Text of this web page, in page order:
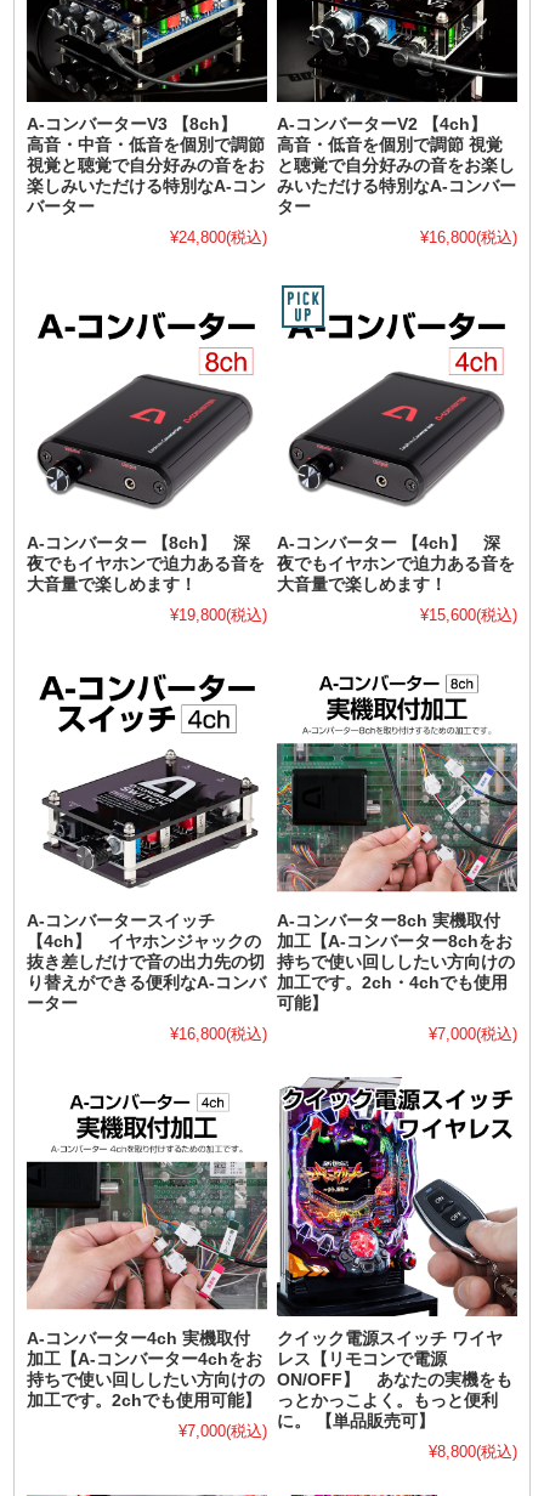
A-コンバーターV3 【8ch】
高音・中音・低音を個別で調節
視覚と聴覚で自分好みの音をお
楽しみいただける特別なA-コン
バーター
¥24,800(税込)
A-コンバーターV2 【4ch】
高音・低音を個別で調節 視覚
と聴覚で自分好みの音をお楽し
みいただける特別なA-コンバー
ター
¥16,800(税込)
A-コンバーター 【8ch】 深
夜でもイヤホンで迫力ある音を
大音量で楽しめます！
¥19,800(税込)
A-コンバーター 【4ch】 深
夜でもイヤホンで迫力ある音を
大音量で楽しめます！
¥15,600(税込)
A-コンバータースイッチ
【4ch】 イヤホンジャックの
抜き差しだけで音の出力先の切
り替えができる便利なA-コンバ
ーター
¥16,800(税込)
A-コンバーター8ch 実機取付
加工【A-コンバーター8chをお
持ちで使い回ししたい方向けの
加工です。2ch・4chでも使用
可能】
¥7,000(税込)
A-コンバーター4ch 実機取付
加工【A-コンバーター4chをお
持ちで使い回ししたい方向けの
加工です。2chでも使用可能】
¥7,000(税込)
クイック電源スイッチ ワイヤ
レス【リモコンで電源
ON/OFF】 あなたの実機をも
っとかっこよく。もっと便利
に。 【単品販売可】
¥8,800(税込)